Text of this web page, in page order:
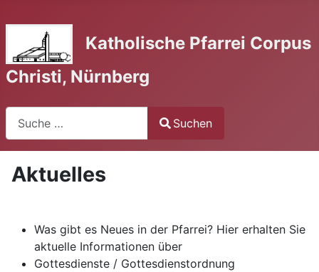
Katholische Pfarrei Corpus
Christi, Nürnberg
Suchen
Aktuelles
Was gibt es Neues in der Pfarrei? Hier erhalten Sie
aktuelle Informationen über
Gottesdienste / Gottesdienstordnung